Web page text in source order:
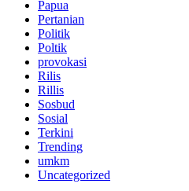
Papua
Pertanian
Politik
Poltik
provokasi
Rilis
Rillis
Sosbud
Sosial
Terkini
Trending
umkm
Uncategorized